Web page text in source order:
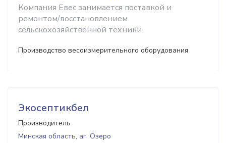
Компания Евес занимается поставкой и
ремонтом/восстановлением
сельскохозяйственной техники.
Производство весоизмерительного оборудования
Экосептикбел
Производитель
Минская область, аг. Озеро